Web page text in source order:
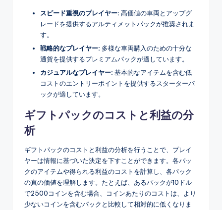
スピード重視のプレイヤー: 高価値の車両とアップグ
レードを提供するアルティメットパックが推奨されま
す。
戦略的なプレイヤー: 多様な車両購入のための十分な
通貨を提供するプレミアムパックが適しています。
カジュアルなプレイヤー: 基本的なアイテムを含む低
コストのエントリーポイントを提供するスターターパ
ックが適しています。
ギフトパックのコストと利益の分
析
ギフトパックのコストと利益の分析を行うことで、プレイ
ヤーは情報に基づいた決定を下すことができます。各パッ
クのアイテムや得られる利益のコストを計算し、各パック
の真の価値を理解します。たとえば、あるパックが10ドル
で2500コインを含む場合、コインあたりのコストは、より
少ないコインを含むパックと比較して相対的に低くなりま